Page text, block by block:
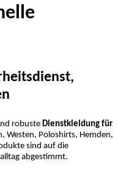
robuste Dienstkleidung für
Westen, Poloshirts, Hemden,
sind auf die
abgestimmt.